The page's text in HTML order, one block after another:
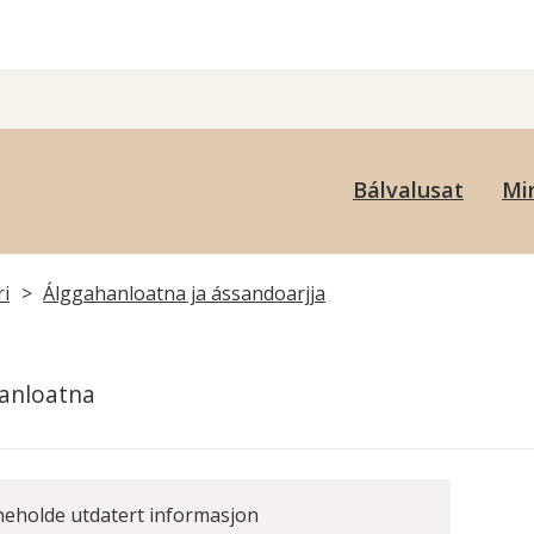
Bálvalusat
Álggahanloatna ja ássandoarjja
utdatert informasjon